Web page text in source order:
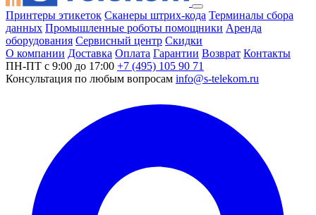
Принтеры этикеток Сканеры штрих-кода Терминалы сбора
данных Промышленные роботы помощники Аренда
оборудования Сервисный центр Скидки
О компании Доставка Оплата Гарантии Возврат Контакты
ПН-ПТ с 9:00 до 17:00 +7 (495) 105 90 71
Консультация по любым вопросам info@s-telekom.ru